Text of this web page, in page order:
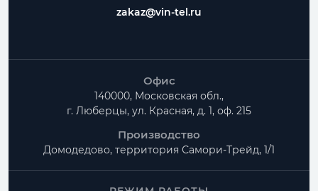
zakaz@vin-tel.ru
Офис
140000, Московская обл.,
г. Люберцы, ул. Красная, д. 1, оф. 215
Производство
Домодедово, территория Самори-Трейд, 1/1